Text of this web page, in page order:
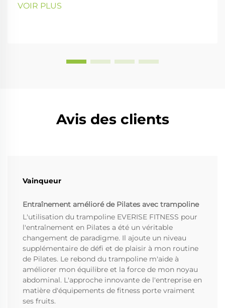
VOIR PLUS
Avis des clients
Vainqueur
Entraînement amélioré de Pilates avec trampoline
L'utilisation du trampoline EVERISE FITNESS pour
l'entraînement en Pilates a été un véritable
changement de paradigme. Il ajoute un niveau
supplémentaire de défi et de plaisir à mon routine
de Pilates. Le rebond du trampoline m'aide à
améliorer mon équilibre et la force de mon noyau
abdominal. L'approche innovante de l'entreprise en
matière d'équipements de fitness porte vraiment
ses fruits.